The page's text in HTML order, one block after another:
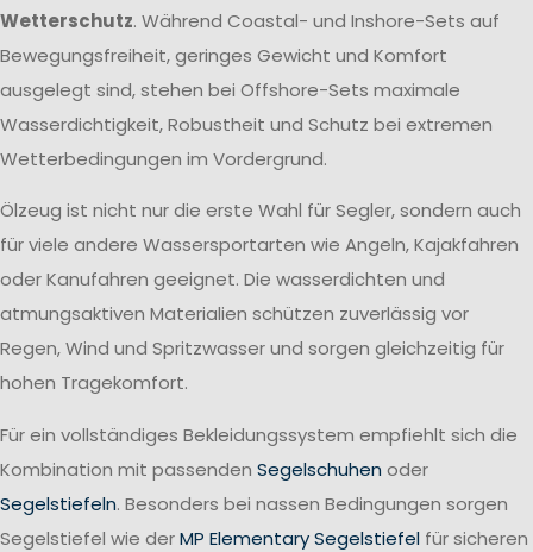
Wetterschutz. Während Coastal- und Inshore-Sets auf
Bewegungsfreiheit, geringes Gewicht und Komfort
ausgelegt sind, stehen bei Offshore-Sets maximale
Wasserdichtigkeit, Robustheit und Schutz bei extremen
Wetterbedingungen im Vordergrund.
Ölzeug ist nicht nur die erste Wahl für Segler, sondern auch
für viele andere Wassersportarten wie Angeln, Kajakfahren
oder Kanufahren geeignet. Die wasserdichten und
atmungsaktiven Materialien schützen zuverlässig vor
Regen, Wind und Spritzwasser und sorgen gleichzeitig für
hohen Tragekomfort.
Für ein vollständiges Bekleidungssystem empfiehlt sich die
Kombination mit passenden Segelschuhen oder
Segelstiefeln. Besonders bei nassen Bedingungen sorgen
Segelstiefel wie derMP Elementary Segelstiefel für sicheren